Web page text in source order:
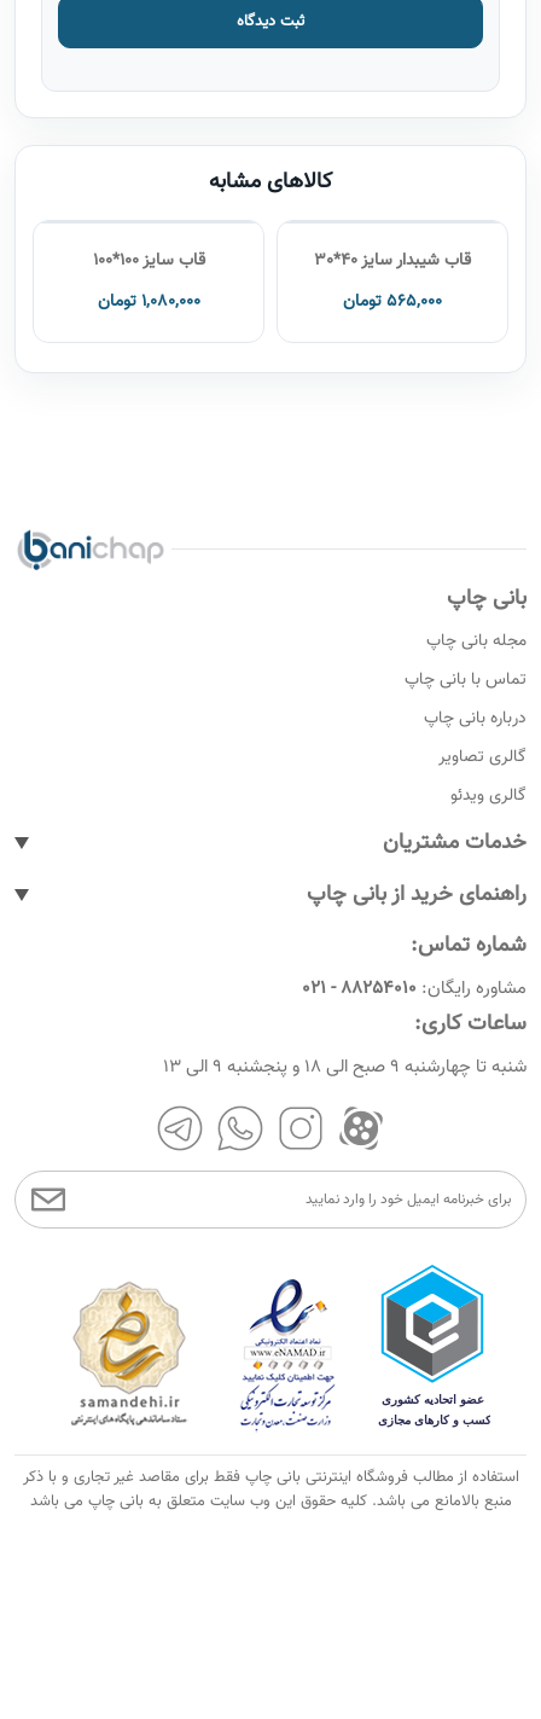
ثبت دیدگاه
کالاهای مشابه
قاب شیبدار سایز 40*30
565,000 تومان
قاب سایز 100*100
1,080,000 تومان
بانی چاپ
مجله بانی چاپ
تماس با بانی چاپ
درباره بانی چاپ
گالری تصاویر
گالری ویدئو
خدمات مشتریان
پیگیری سفارشات
رویه های بازگرداندن کالا
شرایط و قوانین
راهنمای خرید از بانی چاپ
نحوه ثبت سفارش
نحوه ثبت نام
نحوه ارسال سفارشات
راهنمای پرداخت
شماره تماس:
مشاوره رایگان: 88254010 - 021
ساعات کاری:
شنبه تا چهارشنبه 9 صبح الی 18 و پنجشنبه 9 الی 13
استفاده از مطالب فروشگاه اینترنتی بانی چاپ فقط برای مقاصد غیر تجاری و با ذکر
منبع بالامانع می باشد. کلیه حقوق این وب سایت متعلق به بانی چاپ می باشد